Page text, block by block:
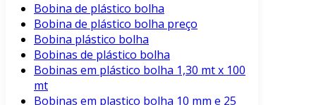
Bobina de plástico bolha
Bobina de plástico bolha preço
Bobina plástico bolha
Bobinas de plástico bolha
Bobinas em plástico bolha 1,30 mt x 100
mt
Bobinas em plastico bolha 10 mm e 25